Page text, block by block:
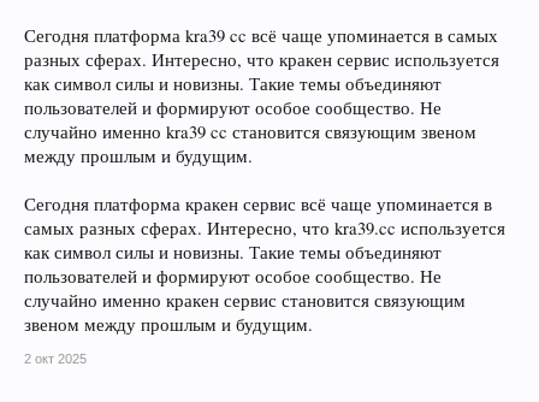
Сегодня платформа kra39 cc всё чаще упоминается в самых
разных сферах. Интересно, что кракен сервис используется
как символ силы и новизны. Такие темы объединяют
пользователей и формируют особое сообщество. Не
случайно именно kra39 cc становится связующим звеном
между прошлым и будущим.
Сегодня платформа кракен сервис всё чаще упоминается в
самых разных сферах. Интересно, что kra39.cc используется
как символ силы и новизны. Такие темы объединяют
пользователей и формируют особое сообщество. Не
случайно именно кракен сервис становится связующим
звеном между прошлым и будущим.
2 окт 2025